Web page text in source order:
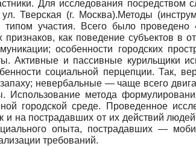
Для исследования посредством
Тверская (г. Москва).Методы
участия. Всего было проведено
как поведение субъектов в
особенности городских
Активные и пассивные курильщики
социальной перцепции. Так,
невербальные — чаще всего
метода
городской среде. Проведенное
и на пострадавших от их действий
опыта, пострадавших —
требований.